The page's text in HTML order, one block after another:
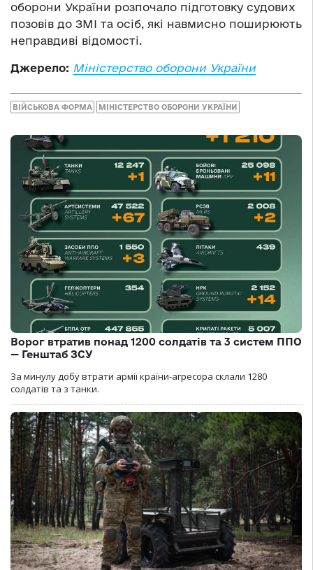
оборони України розпочало підготовку судових
позовів до ЗМІ та осіб, які навмисно поширюють
неправдиві відомості.
Джерело: Міністерство оборони України
ВІЙСЬКОВА ФОРМА МІНІСТЕРСТВО ОБОРОНИ УКРАЇНИ
Ворог втратив понад 1200 солдатів та 3 систем ППО
— Генштаб ЗСУ
За минулу добу втрати армії країни-агресора склали 1280
солдатів та з танки.